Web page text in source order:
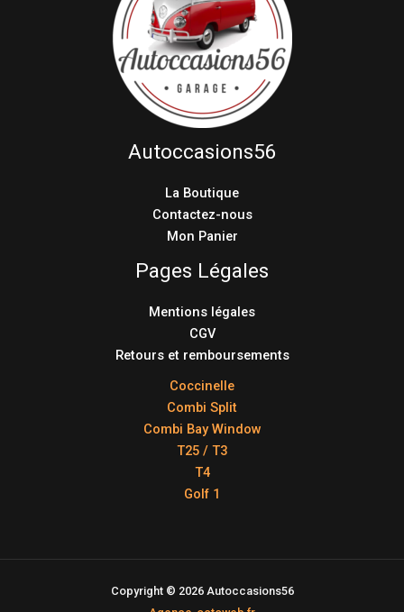
Autoccasions56
La Boutique
Contactez-nous
Mon Panier
Pages Légales
Mentions légales
CGV
Retours et remboursements
Coccinelle
Combi Split
Combi Bay Window
T25 / T3
T4
Golf 1
Copyright © 2026 Autoccasions56